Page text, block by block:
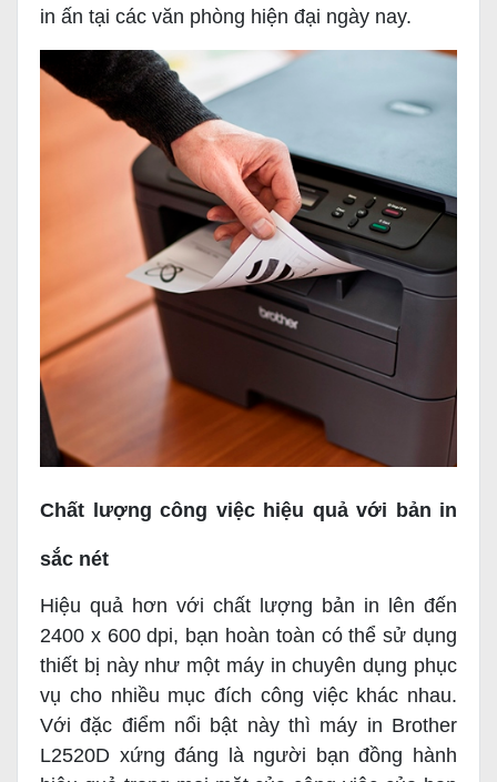
in ấn tại các văn phòng hiện đại ngày nay.
Chất lượng công việc hiệu quả với bản in
sắc nét
Hiệu quả hơn với chất lượng bản in lên đến
2400 x 600 dpi, bạn hoàn toàn có thể sử dụng
thiết bị này như một máy in chuyên dụng phục
vụ cho nhiều mục đích công việc khác nhau.
Với đặc điểm nổi bật này thì máy in Brother
L2520D xứng đáng là người bạn đồng hành